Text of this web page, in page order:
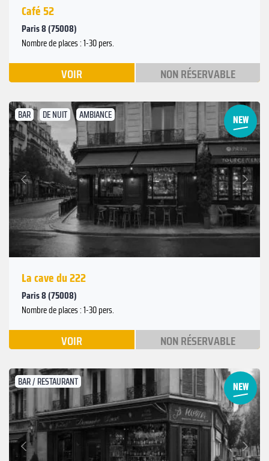
Café 52
Paris 8 (75008)
Nombre de places : 1-30 pers.
VOIR NON RÉSERVABLE
BAR DE NUIT AMBIANCE
Précédent
Suivant
La cave du 222
Paris 8 (75008)
Nombre de places : 1-30 pers.
VOIR NON RÉSERVABLE
BAR / RESTAURANT
Précédent
Suivant